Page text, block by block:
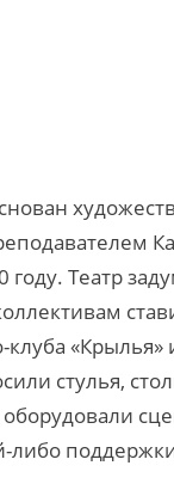
Театр
клуба
стулья,
либо